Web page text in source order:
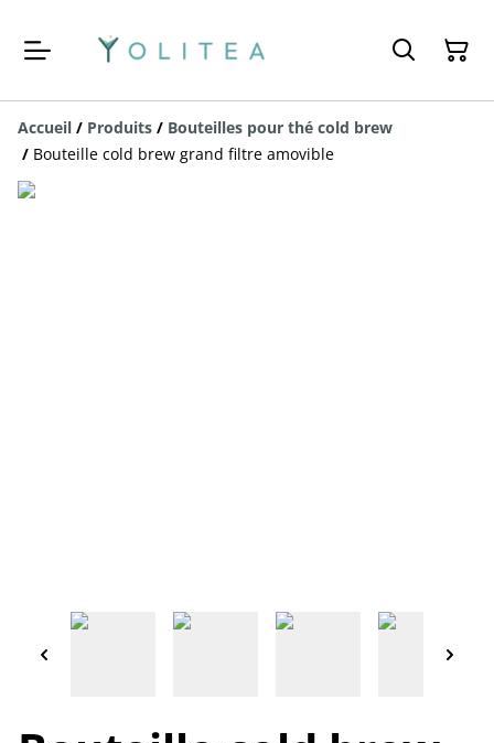
Accueil / Produits / Bouteilles pour thé cold brew
/ Bouteille cold brew grand filtre amovible